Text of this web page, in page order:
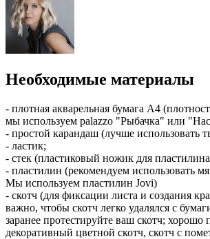
Необходимые материалы
- плотная акварельная бумага А4
мы используем palazzo "Рыбачка" или
- простой карандаш (лучше использовать
- ластик;
- стек (пластиковый ножик для
- пластилин (рекомендуем использовать
Мы используем пластилин Jovi)
- скотч (для фиксации листа и создания
важно, чтобы скотч легко удалялся с
заранее протестируйте ваш скотч;
декоративный цветной скотч, скотч с